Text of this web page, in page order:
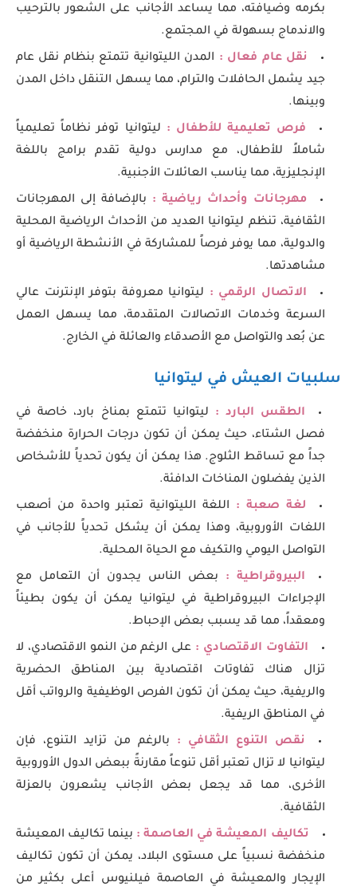
بكرمه وضيافته، مما يساعد الأجانب على الشعور بالترحيب
والاندماج بسهولة في المجتمع.
نقل عام فعال : المدن الليتوانية تتمتع بنظام نقل عام
جيد يشمل الحافلات والترام، مما يسهل التنقل داخل المدن
وبينها.
فرص تعليمية للأطفال : ليتوانيا توفر نظاماً تعليمياً
شاملاً للأطفال، مع مدارس دولية تقدم برامج باللغة
الإنجليزية، مما يناسب العائلات الأجنبية.
مهرجانات وأحداث رياضية : بالإضافة إلى المهرجانات
الثقافية، تنظم ليتوانيا العديد من الأحداث الرياضية المحلية
والدولية، مما يوفر فرصاً للمشاركة في الأنشطة الرياضية أو
مشاهدتها.
الاتصال الرقمي : ليتوانيا معروفة بتوفر الإنترنت عالي
السرعة وخدمات الاتصالات المتقدمة، مما يسهل العمل
عن بُعد والتواصل مع الأصدقاء والعائلة في الخارج.
سلبيات العيش في ليتوانيا
الطقس البارد : ليتوانيا تتمتع بمناخ بارد، خاصة في
فصل الشتاء، حيث يمكن أن تكون درجات الحرارة منخفضة
جداً مع تساقط الثلوج. هذا يمكن أن يكون تحدياً للأشخاص
الذين يفضلون المناخات الدافئة.
لغة صعبة :
اللغة الليتوانية تعتبر واحدة من أصعب
اللغات الأوروبية، وهذا يمكن أن يشكل تحدياً للأجانب في
التواصل اليومي والتكيف مع الحياة المحلية.
البيروقراطية : بعض الناس يجدون أن التعامل مع
الإجراءات البيروقراطية في ليتوانيا يمكن أن يكون بطيئاً
ومعقداً، مما قد يسبب بعض الإحباط.
التفاوت الاقتصادي : على الرغم من النمو الاقتصادي، لا
تزال هناك تفاوتات اقتصادية بين المناطق الحضرية
والريفية، حيث يمكن أن تكون الفرص الوظيفية والرواتب أقل
في المناطق الريفية.
نقص التنوع الثقافي : بالرغم من تزايد التنوع، فإن
ليتوانيا لا تزال تعتبر أقل تنوعاً مقارنةً ببعض الدول الأوروبية
الأخرى، مما قد يجعل بعض الأجانب يشعرون بالعزلة
الثقافية.
تكاليف المعيشة في العاصمة : بينما تكاليف المعيشة
منخفضة نسبياً على مستوى البلاد، يمكن أن تكون تكاليف
الإيجار والمعيشة في العاصمة فيلنيوس أعلى بكثير من